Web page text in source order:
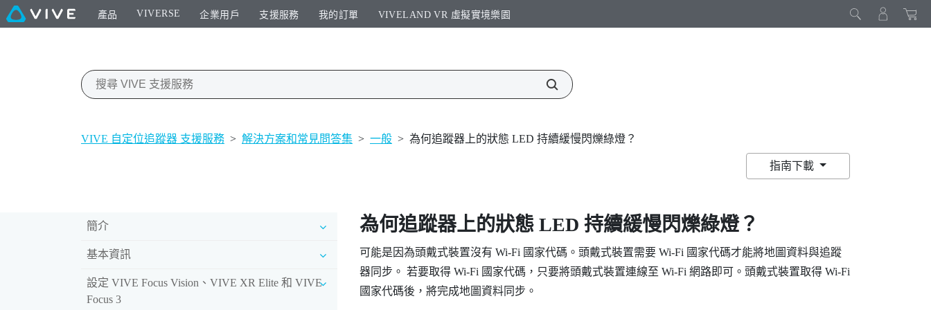
產品 VIVERSE 企業用戶 支援服務 我的訂單 VIVELAND VR 虛擬實境樂園​
VIVE 自定位追蹤器 支援服務 > 解決方案和常見問答集 > 一般 > 為何追蹤器上的狀態 LED 持續緩慢閃爍綠燈？
指南下載
簡介
基本資訊
設定 VIVE Focus Vision、VIVE XR Elite 和 VIVE
Focus 3
為何追蹤器上的狀態 LED 持續緩慢閃爍綠燈？
可能是因為頭戴式裝置沒有 Wi‍-Fi 國家代碼。頭戴式裝置需要 Wi‍-Fi 國家代碼才能將地圖資料與追蹤
器同步。 若要取得 Wi‍-Fi 國家代碼，只要將頭戴式裝置連線至 Wi‍-Fi 網路即可。頭戴式裝置取得 Wi‍-Fi
國家代碼後，將完成地圖資料同步。